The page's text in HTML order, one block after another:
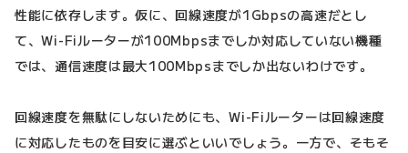
性能に依存します。仮に、回線速度が1Gbpsの高速だとし
て、Wi-Fiルーターが100Mbpsまでしか対応していない機種
では、通信速度は最大100Mbpsまでしか出ないわけです。
回線速度を無駄にしないためにも、Wi-Fiルーターは回線速度
に対応したものを目安に選ぶといいでしょう。一方で、そもそ